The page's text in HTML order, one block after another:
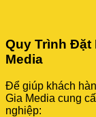
Quy Trình Đặt
Media
Để giúp khách
Gia Media cung
nghiệp: